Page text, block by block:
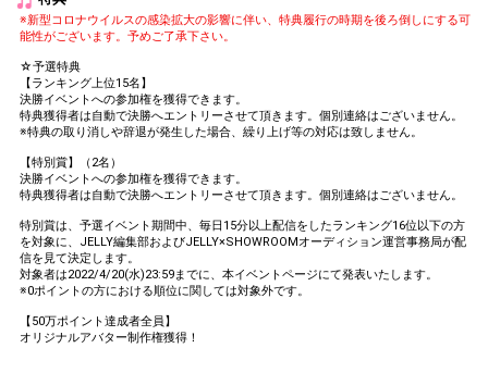
※新型コロナウイルスの感染拡大の影響に伴い、特典履行の時期を後ろ倒しにする可
能性がございます。予めご了承下さい。
☆予選特典
【ランキング上位15名】
決勝イベントへの参加権を獲得できます。
特典獲得者は自動で決勝へエントリーさせて頂きます。個別連絡はございません。
※特典の取り消しや辞退が発生した場合、繰り上げ等の対応は致しません。
【特別賞】（2名）
決勝イベントへの参加権を獲得できます。
特典獲得者は自動で決勝へエントリーさせて頂きます。個別連絡はございません。
特別賞は、予選イベント期間中、毎日15分以上配信をしたランキング16位以下の方
を対象に、JELLY編集部およびJELLY×SHOWROOMオーディション運営事務局が配
信を見て決定します。
対象者は2022/4/20(水)23:59までに、本イベントページにて発表いたします。
※0ポイントの方における順位に関しては対象外です。
【50万ポイント達成者全員】
オリジナルアバター制作権獲得！